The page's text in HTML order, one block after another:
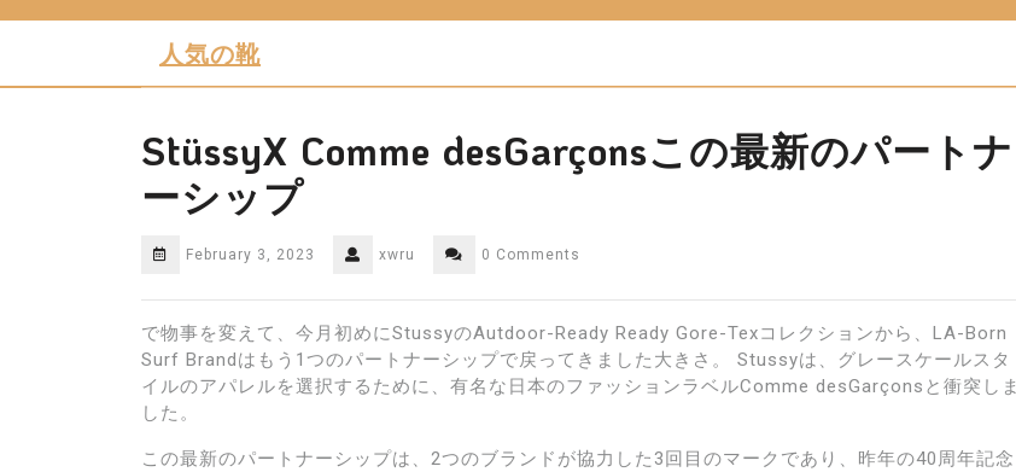
人気の靴
StüssyX Comme desGarçonsこの最新のパートナ
ーシップ
February 3, 2023 xwru 0 Comments
で物事を変えて、今月初めにStussyのAutdoor-Ready Ready Gore-Texコレクションから、LA-Born
Surf Brandはもう1つのパートナーシップで戻ってきました大きさ。 Stussyは、グレースケールスタ
イルのアパレルを選択するために、有名な日本のファッションラベルComme desGarçonsと衝突しま
した。
この最新のパートナーシップは、2つのブランドが協力した3回目のマークであり、昨年の40周年記念